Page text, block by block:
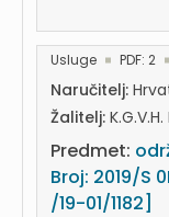
Usluge PDF: 2
Naručitelj:
Žalitelj:
Predmet:
Broj: 2019/S
/19-01/1182]